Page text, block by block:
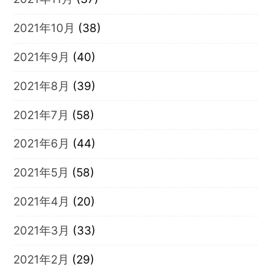
2021年10月 (38)
2021年9月 (40)
2021年8月 (39)
2021年7月 (58)
2021年6月 (44)
2021年5月 (58)
2021年4月 (20)
2021年3月 (33)
2021年2月 (29)